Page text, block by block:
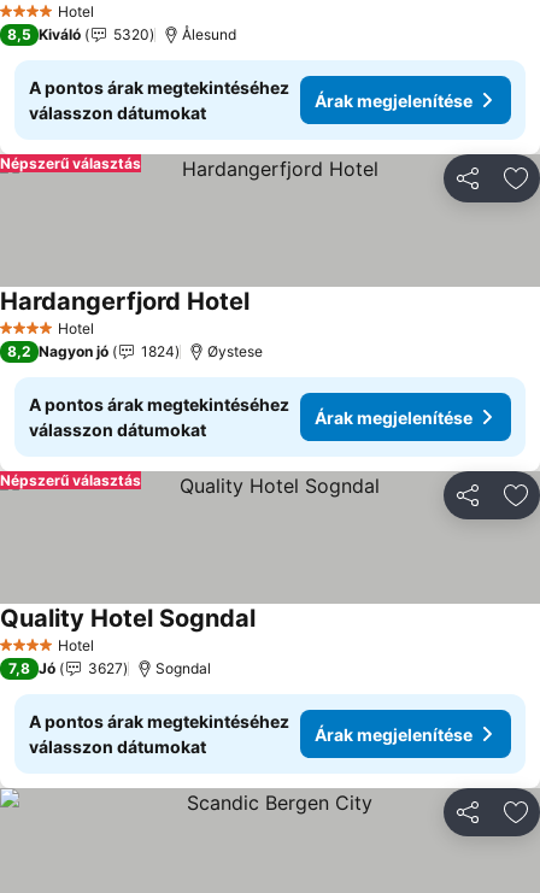
4 KategóriaHotel
8,5 Kiváló 5320 Ålesund
A pontos árak megtekintéséhez
válasszon dátumokat
Árak megjelenítése
Népszerű választás
4 KategóriaHotel
Hardangerfjord Hotel
8,2 Nagyon jó 1824 Øystese
A pontos árak megtekintéséhez
válasszon dátumokat
Árak megjelenítése
Népszerű választás
4 KategóriaHotel
Quality Hotel Sogndal
7,8 Jó 3627 Sogndal
A pontos árak megtekintéséhez
válasszon dátumokat
Árak megjelenítése